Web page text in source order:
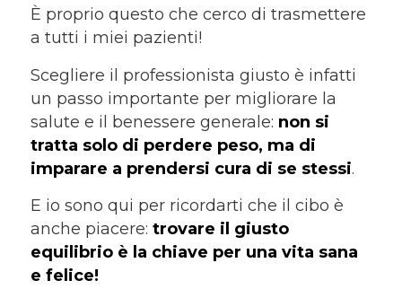
È proprio questo che cerco di trasmettere
a tutti i miei pazienti!
Scegliere il professionista giusto è infatti
un passo importante per migliorare la
salute e il benessere generale: non si
tratta solo di perdere peso, ma di
imparare a prendersi cura di se stessi.
E io sono qui per ricordarti che il cibo è
anche piacere: trovare il giusto
equilibrio è la chiave per una vita sana
e felice!